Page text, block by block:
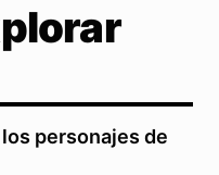
personajes de